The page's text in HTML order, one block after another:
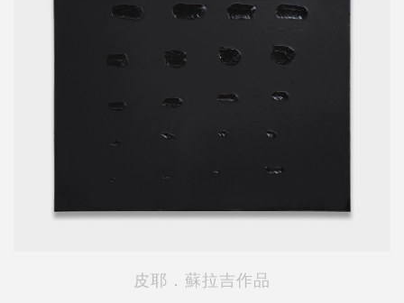
皮耶．蘇拉吉作品